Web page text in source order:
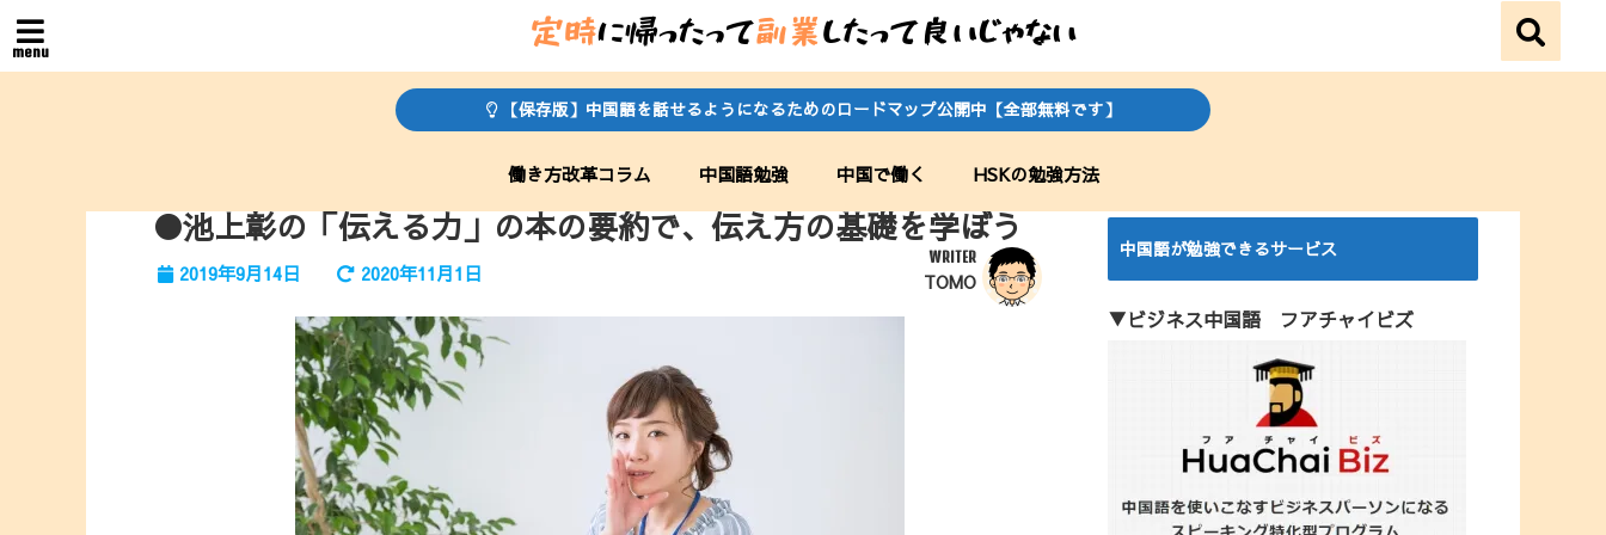
menu
【保存版】中国語を話せるようになるためのロードマップ公開中【全部無料です】
働き方改革コラム 中国語勉強 中国で働く HSKの勉強方法
●池上彰の「伝える力」の本の要約で、伝え方の基礎を学ぼう
2019年9月14日 2020年11月1日
WRITER
TOMO
中国語が勉強できるサービス
▼ビジネス中国語 フアチャイビズ